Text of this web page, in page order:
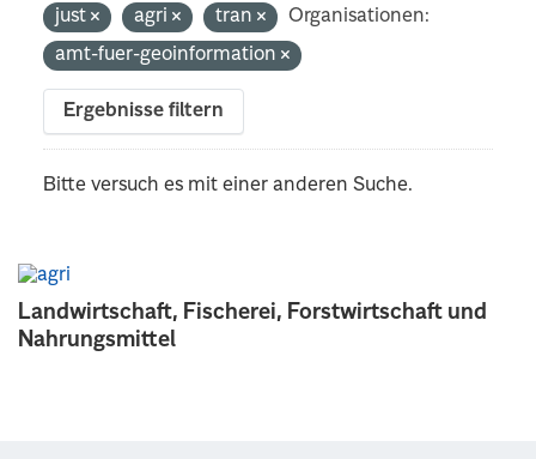
Landwirtschaft, Fischerei, Forstwirtschaft und
Nahrungsmittel
just
agri tran
Organisationen:
amt-fuer-geoinformation
Ergebnisse filtern
Bitte versuch es mit einer anderen Suche.